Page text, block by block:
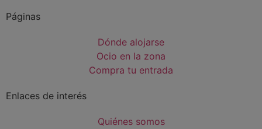
Páginas
Dónde alojarse
Ocio en la zona
Compra tu entrada
Enlaces de interés
Quiénes somos